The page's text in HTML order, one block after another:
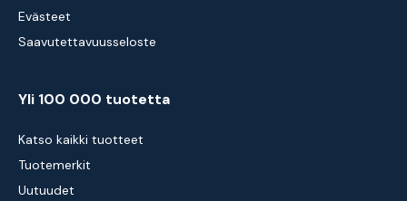
Evästeet
Saavutettavuusseloste
Yli 100 000 tuotetta
Katso kaikki tuotteet
Tuotemerkit
Uutuudet